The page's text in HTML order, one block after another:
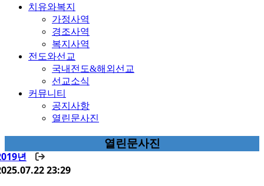
치유와복지
가정사역
경조사역
복지사역
전도와선교
국내전도&해외선교
선교소식
커뮤니티
공지사항
열린문사진
열린문사진
년
23:29